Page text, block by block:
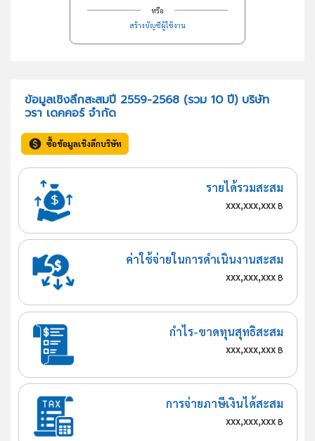
หรือ
สร้างบัญชีผู้ใช้งาน
ข้อมูลเชิงลึกสะสมปี 2559-2568 (รวม 10 ปี) บริษัท
วรา เดคคอร์ จำกัด
ซื้อข้อมูลเชิงลึกบริษัท
รายได้รวมสะสม
xxx,xxx,xxx฿
ค่าใช้จ่ายในการดำเนินงานสะสม
xxx,xxx,xxx฿
กำไร-ขาดทุนสุทธิสะสม
xxx,xxx,xxx฿
การจ่ายภาษีเงินได้สะสม
xxx,xxx,xxx฿